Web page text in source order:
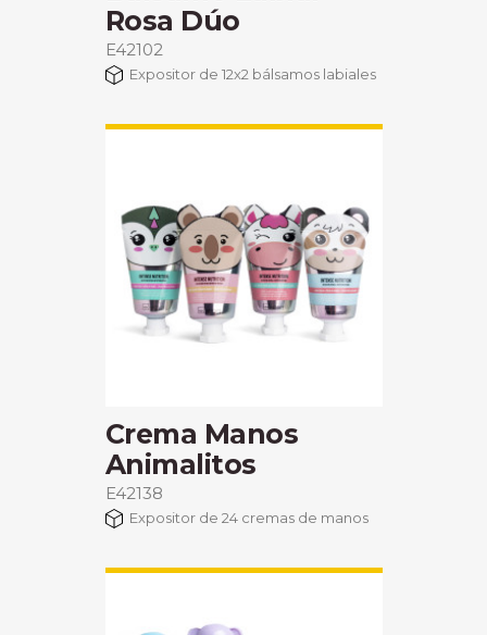
Rosa Dúo
E42102
Expositor de 12x2 bálsamos labiales
Crema Manos
Animalitos
E42138
Expositor de 24 cremas de manos